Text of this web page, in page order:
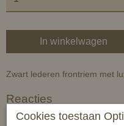
In winkelwagen
Zwart lederen frontriem met
Reacties
Cookies toestaan